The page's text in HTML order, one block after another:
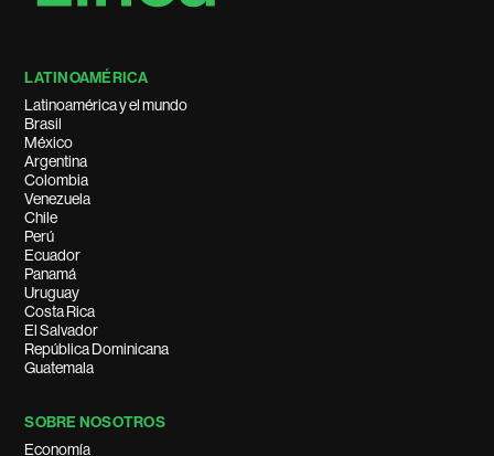
LATINOAMÉRICA
Latinoamérica y el mundo
Brasil
México
Argentina
Colombia
Venezuela
Chile
Perú
Ecuador
Panamá
Uruguay
Costa Rica
El Salvador
República Dominicana
Guatemala
SOBRE NOSOTROS
Economía